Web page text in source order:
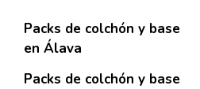
Packs de colchón y base
en Álava
Packs de colchón y base